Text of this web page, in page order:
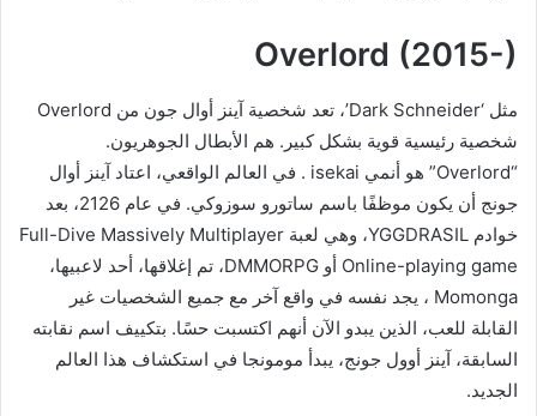
Overlord (2015-)
مثل ‘Dark Schneider’، تعد شخصية آينز أوال جون من Overlord
شخصية رئيسية قوية بشكل كبير. هم الأبطال الجوهريون.
“Overlord” هو أنمي isekai . في العالم الواقعي، اعتاد آينز أوال
جونج أن يكون موظفًا باسم ساتورو سوزوكي. في عام 2126، بعد
خوادم YGGDRASIL، وهي لعبة Full-Dive Massively Multiplayer
Online-playing game أو DMMORPG، تم إغلاقها، أحد لاعبيها،
Momonga ، يجد نفسه في واقع آخر مع جميع الشخصيات غير
القابلة للعب، الذين يبدو الآن أنهم اكتسبت حسًا. بتكييف اسم نقابته
السابقة، آينز أوول جونج، يبدأ مومونجا في استكشاف هذا العالم
الجديد.